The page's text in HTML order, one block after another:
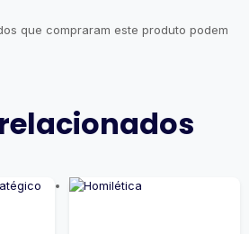
que compraram este produto podem